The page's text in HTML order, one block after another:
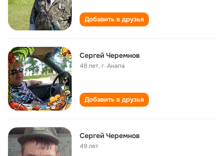
Добавить в друзья
Сергей Черемнов
48 лет,г. Анапа
Добавить в друзья
Сергей Черемнов
49 лет